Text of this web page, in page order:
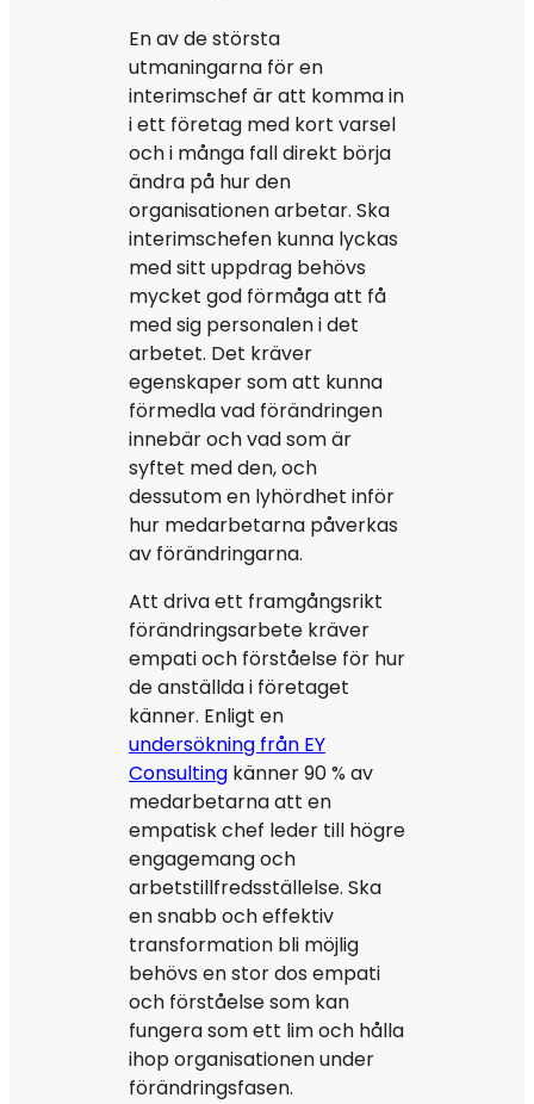
En av de största
utmaningarna för en
interimschef är att komma in
i ett företag med kort varsel
och i många fall direkt börja
ändra på hur den
organisationen arbetar. Ska
interimschefen kunna lyckas
med sitt uppdrag behövs
mycket god förmåga att få
med sig personalen i det
arbetet. Det kräver
egenskaper som att kunna
förmedla vad förändringen
innebär och vad som är
syftet med den, och
dessutom en lyhördhet inför
hur medarbetarna påverkas
av förändringarna.
Att driva ett framgångsrikt
förändringsarbete kräver
empati och förståelse för hur
de anställda i företaget
känner. Enligt en
undersökning från EY
Consulting känner 90 % av
medarbetarna att en
empatisk chef leder till högre
engagemang och
arbetstillfredsställelse. Ska
en snabb och effektiv
transformation bli möjlig
behövs en stor dos empati
och förståelse som kan
fungera som ett lim och hålla
ihop organisationen under
förändringsfasen.